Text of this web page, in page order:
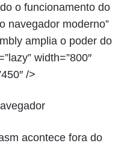
o funcionamento do
navegador moderno”
amplia o poder do
width=”800″
/>
acontece fora do